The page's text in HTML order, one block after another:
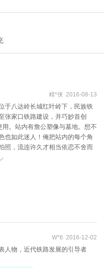
精*侠 2016-08-13
八达岭长城红叶岭下，民族铁
张家口铁路建设，并巧妙首创
用。站内有詹公塑像与墓地。想不
也如此迷人！俺把站内的每个角
照，流连许久才相当依恋不舍而
W*6 2016-12-02
人物，近代铁路发展的引导者